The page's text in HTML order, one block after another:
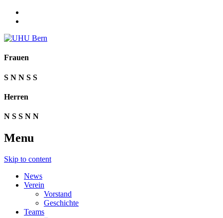
Frauen
S N N S S
Herren
N S S N N
Menu
Skip to content
News
Verein
Vorstand
Geschichte
Teams